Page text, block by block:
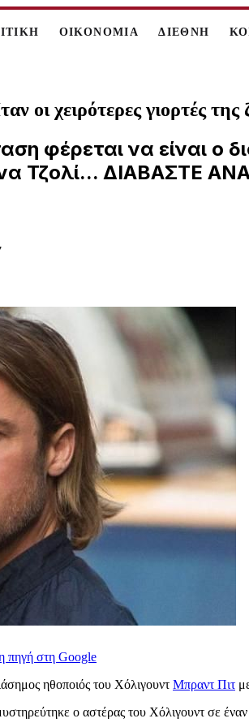
ΟΙΚΟΝΟΜΙΑ ΔΙΕΘΝΗ
οι χειρότερες γιορτές της
φέρεται να είναι ο
Τζολί... ΔΙΑΒΑΣΤΕ
πηγή στη Google
ηθοποιός του Χόλιγουντ Μπραντ Πιτ
ο αστέρας του Χόλιγουντ σε